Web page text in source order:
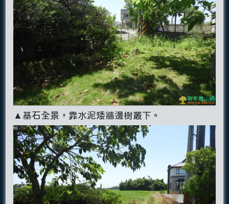
▲基石全景，靠水泥矮牆邊樹叢下。